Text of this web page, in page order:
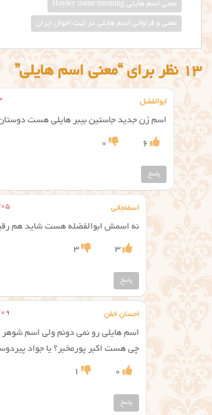
معني اسم هايلي Hayley name meaning
معنی و فراوانی اسم هایلی در ثبت احوال ایران
13 نظر برای “معنی اسم هایلی”
ابوالفضل
اسم زن جدید جاستین بیبر هایلی هست
6
0
پاسخ
اسفنجانی
نه اسمش ابوالفضله هست شاید هم
3
3
پاسخ
احسان خفن
اسم هایلی رو نمی دونم ولی اسم شوهر
چی هست اکبر پورمخبر؟ یا جواد
0
1
پاسخ